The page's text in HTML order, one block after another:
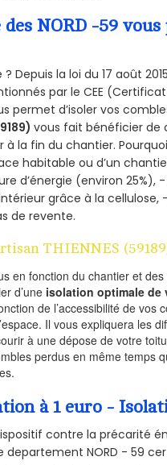
NORD -59
Depuis la loi du 17 août
par le CEE
permet d’isoler vos
vous fait bénéficier de
à la fin du chantier.
habitable ou d’un
d’énergie (environ 25%),
grâce à la
de revente.
THIENNES
en fonction du chantier et
d’une isolation optimale de
de l’accessibilité de vos
Il vous expliquera les
à une dépose de votre
perdus en même temps
à 1 euro -
contre la précarité
NORD - 59